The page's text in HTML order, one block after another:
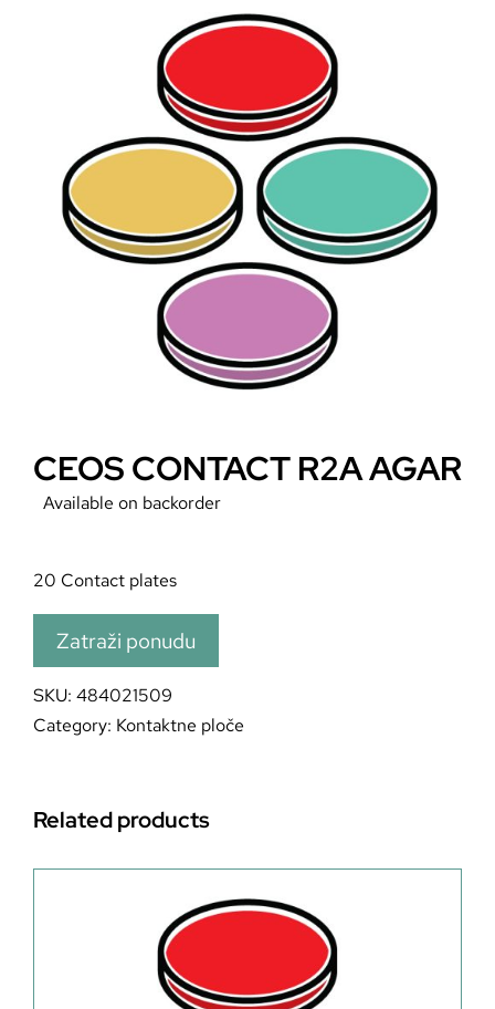
CEOS CONTACT R2A AGAR
Available on backorder
20 Contact plates
Zatraži ponudu
SKU: 484021509
Category: Kontaktne ploče
Related products